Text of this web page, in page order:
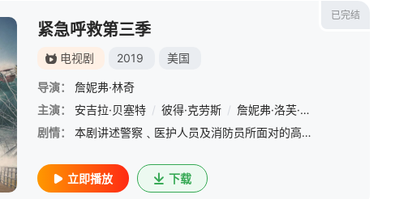
肯尼斯·崔 / 瑞安·古兹曼 / 加文·麦克休 / 布莱恩·萨费 / Debra Christofferson
已完结
紧急呼救第三季
电视剧 2019 美国
导演：
詹妮弗·林奇
主演：
安吉拉·贝塞特 / 彼得·克劳斯 / 詹妮弗·洛芙·休伊特
剧情：
本剧讲述警察﹑医护人员及消防员所面对的高压﹑可怕﹑震惊情景。这些应对紧急情况的人得平衡好自己，在帮助别人的同时，也得解决自己生活中的问题。在本季中，巨大的海啸席卷了洛杉矶标志性景点——Santa Mo
立即播放 下载